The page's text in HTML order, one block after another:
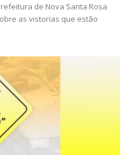
de Nova Santa Rosa
as vistorias que estão